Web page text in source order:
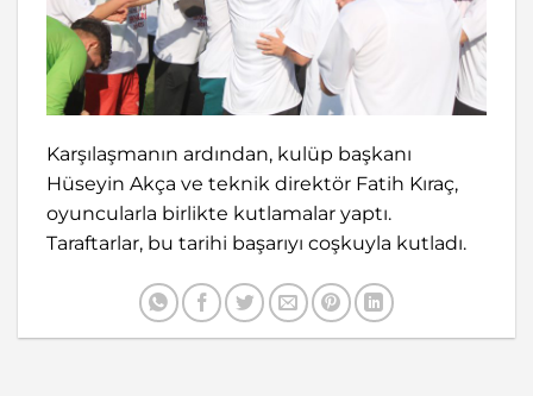
Karşılaşmanın ardından, kulüp başkanı
Hüseyin Akça ve teknik direktör Fatih Kıraç,
oyuncularla birlikte kutlamalar yaptı.
Taraftarlar, bu tarihi başarıyı coşkuyla kutladı.